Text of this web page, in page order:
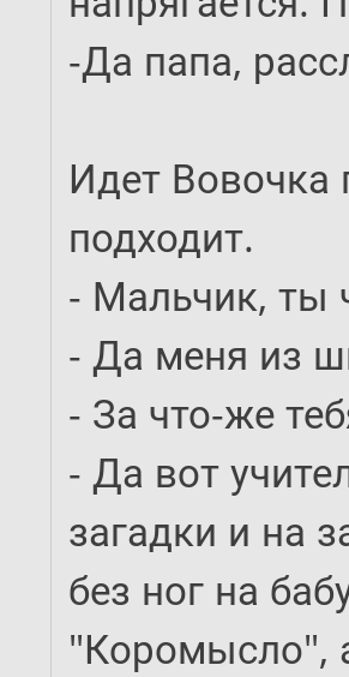
-Да папа,
Идет Вовочка
подходит.
- Мальчик, ты
- Да меня из
- За что-же
- Да вот
загадки и на
без ног на
"Коромысло",